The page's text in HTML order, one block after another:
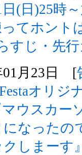
日(日)25時
てホント
すじ・先
01月23日 [
オリジ
マウスカー
になったの
クしまーす